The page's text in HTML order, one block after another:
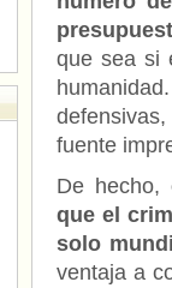
que sea si
fuente
De hecho,
que el
solo
ventaja a